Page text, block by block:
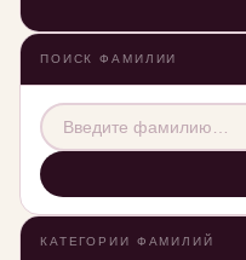
ПОИСК ФАМИЛИИ
КАТЕГОРИИ ФАМИЛИЙ